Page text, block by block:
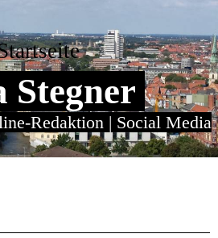
Redaktion | Social Media